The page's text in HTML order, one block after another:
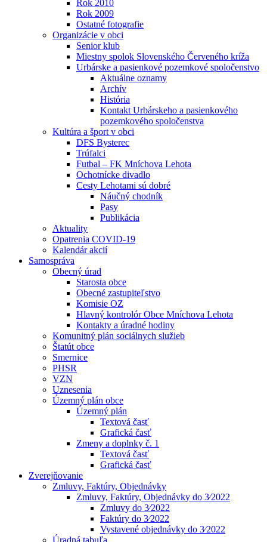
Rok 2010
Rok 2009
Ostatné fotografie
Organizácie v obci
Senior klub
Miestny spolok Slovenského Červeného kríža
Urbárske a pasienkové pozemkové spoločenstvo
Aktuálne oznamy
Archív
História
Kontakt Urbárskeho a pasienkového
pozemkového spoločenstva
Kultúra a šport v obci
DFS Bysterec
Trúfalci
Futbal – FK Mníchova Lehota
Ochotnícke divadlo
Cesty Lehotami sú dobré
Náučný chodník
Pasy
Publikácia
Aktuality
Opatrenia COVID-19
Kalendár akcií
Samospráva
Obecný úrad
Starosta obce
Obecné zastupiteľstvo
Komisie OZ
Hlavný kontrolór Obce Mníchova Lehota
Kontakty a úradné hodiny
Komunitný plán sociálnych služieb
Štatút obce
Smernice
PHSR
VZN
Uznesenia
Územný plán obce
Územný plán
Textová časť
Grafická časť
Zmeny a doplnky č. 1
Textová časť
Grafická časť
Zverejňovanie
Zmluvy, Faktúry, Objednávky
Zmluvy, Faktúry, Objednávky do 3⁄2022
Zmluvy do 3⁄2022
Faktúry do 3⁄2022
Vystavené objednávky do 3⁄2022
Úradná tabuľa